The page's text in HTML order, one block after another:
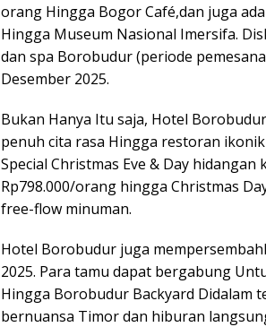
orang Hingga Bogor Café,dan juga
Hingga Museum Nasional Imersifa.
dan spa Borobudur (periode
Desember 2025.
Bukan Hanya Itu saja, Hotel
penuh cita rasa Hingga restoran
Special Christmas Eve & Day
Rp798.000/orang hingga Christmas
free-flow minuman.
Hotel Borobudur juga
2025. Para tamu dapat bergabung
Hingga Borobudur Backyard Didalam
bernuansa Timor dan hiburan